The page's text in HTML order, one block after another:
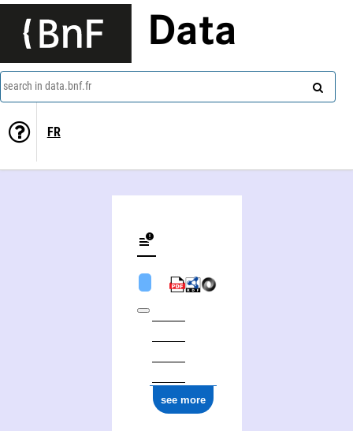
Data
search in data.bnf.fr
FR
see more